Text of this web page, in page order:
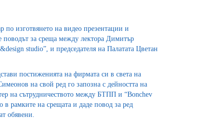
изготвянето на видео презентации и
за среща между лектора Димитър
studio”, и председателя на Палатата Цветан
постиженията на фирмата си в света на
на свой ред го запозна с дейността на
на сътрудничеството между БТПП и “Bonchev
рамките на срещата и даде повод за ред
обявени.